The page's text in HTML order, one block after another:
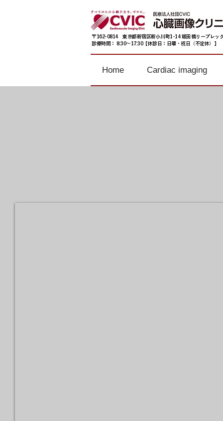
〒162-0814 東京都新宿区新小川町1-14 飯田橋リープレッ
診療時間： 8:30〜17:30【休診日：日曜・祝日（不定休）】
Home Cardiac imaging